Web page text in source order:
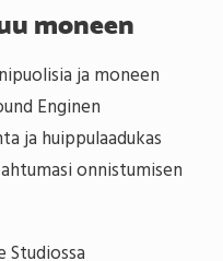
moneen
ja moneen
Enginen
ja huippulaadukas
onnistumisen